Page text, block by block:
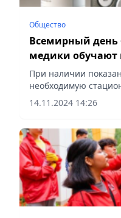
Общество
Всемирный день
медики обучают
контролировать
При наличии
необходимую
прошлом году было
сахарным диабетом,
14.11.2024 14:26